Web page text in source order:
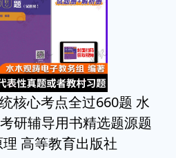
核心考点全过660题 水
研辅导用书精选题源题
高等教育出版社